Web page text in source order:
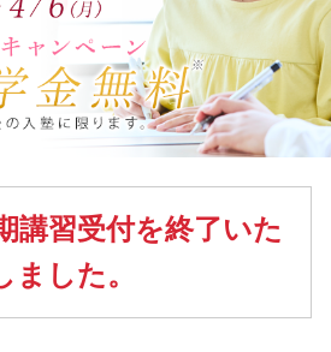
講習受付を終了いた
ました。